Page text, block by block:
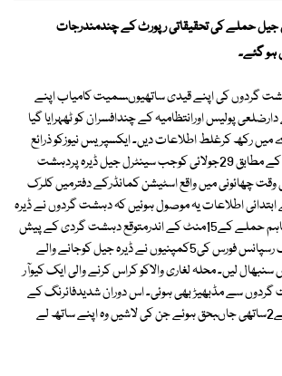
جیل حملے کی تحقیقاتی رپورٹ کے چندمندرجات
ہو گئے۔
گردوں کی اپنے قیدی ساتھیوںسمیت کامیاب اپنے
پولیس اورانتظامیہ کے چندافسران کو ٹھہرایا گیا
رکھ کرغلط اطلاعات دیں۔ ایکسپریس نیوزکو ذرائع
سے ملنے والی تفصیلات کے مطابق 29جولائی کوجب سینٹرل جیل ڈیرہ پردہشت
وقت چھائونی میں واقع اسٹیشن کمانڈرکے دفترمیں کلرک
اطلاعات یہ موصول ہوئیں کہ دہشت گردوں نے ڈیرہ
چھائونی پرحملہ کیا ہے تاہم حملے کے15منٹ کے اندرمتوقع دہشت گردی کے پیش
نظرتیارکردہ فوج کی کوئیک رسپانس فورس کی5کمپنیوں نے ڈیرہ جیل کوجانے والے
سنبھال لیں۔ محلہ لغاری والاکو کراس کرنے والی ایک کیوآر
سے مڈبھیڑ بھی ہوئی۔ اس دوران شدیدفائرنگ کے
تبادلے میںحملہ آوروں کے2ساتھی جاںبحق ہوئے جن کی لاشیں وہ اپنے ساتھ لے